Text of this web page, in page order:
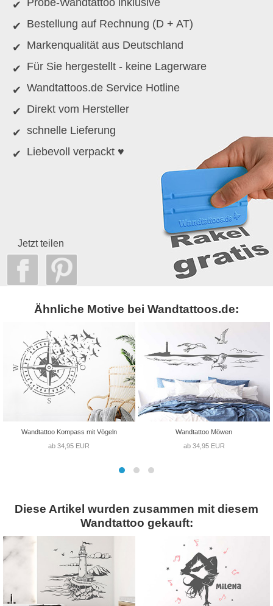
Probe-Wandtattoo inklusive
Bestellung auf Rechnung (D + AT)
Markenqualität aus Deutschland
Für Sie hergestellt - keine Lagerware
Wandtattoos.de Service Hotline
Direkt vom Hersteller
schnelle Lieferung
Liebevoll verpackt ♥
Jetzt teilen
Ähnliche Motive bei Wandtattoos.de:
Wandtattoo Kompass mit Vögeln
ab 34,95 EUR
Wandtattoo Möwen
ab 34,95 EUR
Diese Artikel wurden zusammen mit diesem
Wandtattoo gekauft: